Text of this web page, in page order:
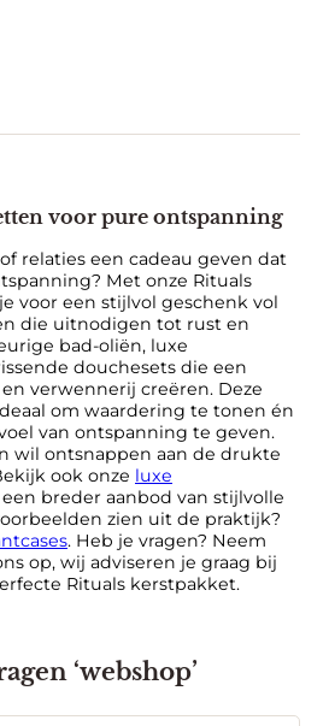
voor pure ontspanning
relaties een cadeau geven dat
Met onze Rituals
voor een stijlvol geschenk vol
die uitnodigen tot rust en
bad-oliën, luxe
douchesets die een
verwennerij creëren. Deze
om waardering te tonen én
van ontspanning te geven.
wil ontsnappen aan de drukte
ook onze luxe
breder aanbod van stijlvolle
zien uit de praktijk?
. Heb je vragen? Neem
op, wij adviseren je graag bij
Rituals kerstpakket.
‘webshop’